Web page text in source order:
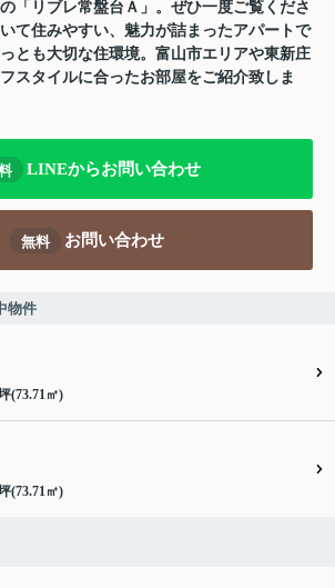
「リブレ常盤台Ａ」。ぜひ一度ご覧くださ
て住みやすい、魅力が詰まったアパートで
とも大切な住環境。富山市エリアや東新庄
スタイルに合ったお部屋をご紹介致しま
LINEからお問い合わせ
無料 お問い合わせ
物件
(73.71㎡)
(73.71㎡)